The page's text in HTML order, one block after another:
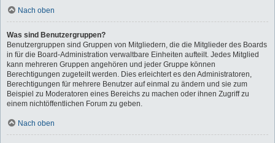
Nach oben
Was sind Benutzergruppen?
Benutzergruppen sind Gruppen von Mitgliedern, die die Mitglieder des Boards
in für die Board-Administration verwaltbare Einheiten aufteilt. Jedes Mitglied
kann mehreren Gruppen angehören und jeder Gruppe können
Berechtigungen zugeteilt werden. Dies erleichtert es den Administratoren,
Berechtigungen für mehrere Benutzer auf einmal zu ändern und sie zum
Beispiel zu Moderatoren eines Bereichs zu machen oder ihnen Zugriff zu
einem nichtöffentlichen Forum zu geben.
Nach oben